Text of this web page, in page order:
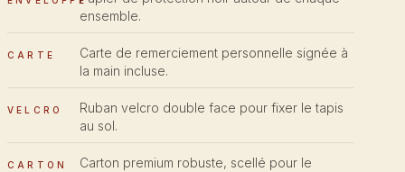
ensemble.
CARTE
Carte de remerciement personnelle signée à
la main incluse.
VELCRO
Ruban velcro double face pour fixer le tapis
au sol.
CARTON
Carton premium robuste, scellé pour le